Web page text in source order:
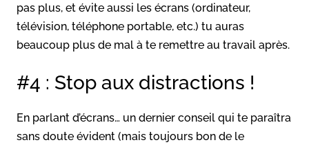
pas plus, et évite aussi les écrans (ordinateur,
télévision, téléphone portable, etc.) tu auras
beaucoup plus de mal à te remettre au travail après.
#4 : Stop aux distractions !
En parlant d’écrans… un dernier conseil qui te paraîtra
sans doute évident (mais toujours bon de le